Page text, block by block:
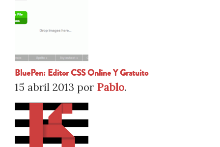
BluePen: Editor CSS Online Y Gratuito
15 abril 2013 por Pablo.